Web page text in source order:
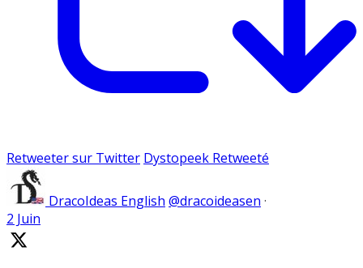
Retweeter sur Twitter Dystopeek Retweeté
DracoIdeas English @dracoideasen ·
2 Juin